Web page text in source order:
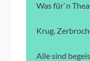
Was für`n
Krug.
Alle sind